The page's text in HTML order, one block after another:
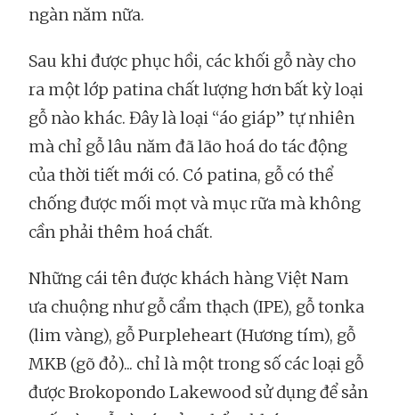
ngàn năm nữa.
Sau khi được phục hồi, các khối gỗ này cho
ra một lớp patina chất lượng hơn bất kỳ loại
gỗ nào khác. Đây là loại “áo giáp” tự nhiên
mà chỉ gỗ lâu năm đã lão hoá do tác động
của thời tiết mới có. Có patina, gỗ có thể
chống được mối mọt và mục rữa mà không
cần phải thêm hoá chất.
Những cái tên được khách hàng Việt Nam
ưa chuộng như gỗ cẩm thạch (IPE), gỗ tonka
(lim vàng), gỗ Purpleheart (Hương tím), gỗ
MKB (gõ đỏ)... chỉ là một trong số các loại gỗ
được Brokopondo Lakewood sử dụng để sản